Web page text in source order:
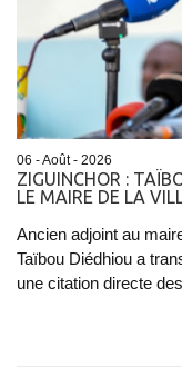
06 - Août - 2026
ZIGUINCHOR :
LE MAIRE DE LA
Ancien adjoint au
Taïbou Diédhiou a
une citation directe